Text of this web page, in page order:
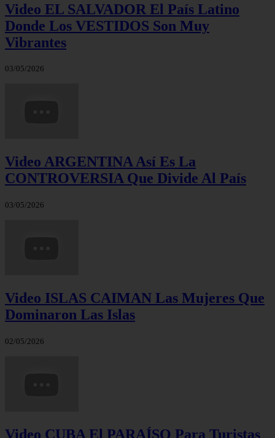
Video EL SALVADOR El País Latino
Donde Los VESTIDOS Son Muy
Vibrantes
03/05/2026
Video ARGENTINA Así Es La
CONTROVERSIA Que Divide Al País
03/05/2026
Video ISLAS CAIMAN Las Mujeres Que
Dominaron Las Islas
02/05/2026
Video CUBA El PARAÍSO Para Turistas